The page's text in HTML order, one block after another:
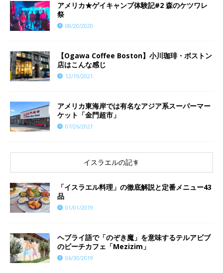
アメリカ★ゲイキャンプ体験記#2 森のケツワレ
祭
08/20/2020
【Ogawa Coffee Boston】小川珈琲・ボストン
店はこんな感じ
12/19/2021
アメリカ東海岸では有名なアジア系スーパーマー
ケット「金門超市」
07/26/2021
イスラエルの記事
「イスラエル料理」の徹底解説と定番メニュー43
品
01/01/2019
ヘブライ語で「のぞき魔」を意味するテルアビブ
のビーチカフェ「Mezizim」
06/30/2019